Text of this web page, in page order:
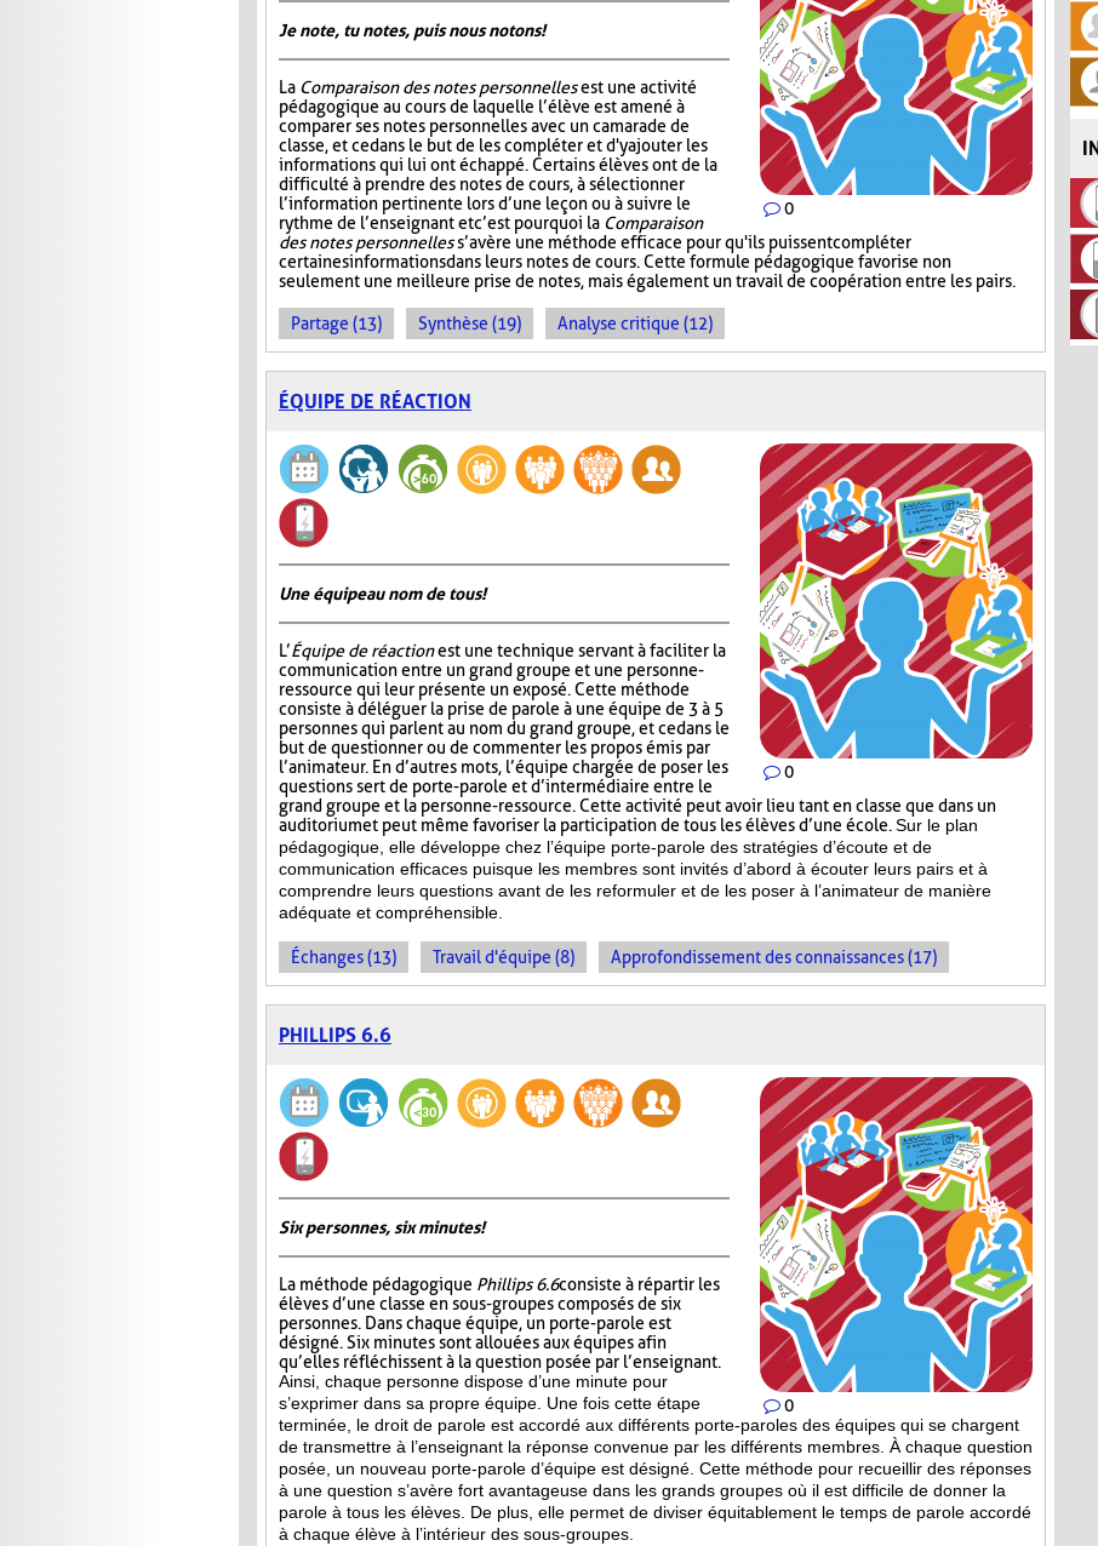
0
Je note, tu notes, puis nous notons!
La Comparaison des notes personnellesest une activité
pédagogique au cours de laquelle l’élève est amené à
comparer ses notes personnelles avec un camarade de
classe, et ce dans le but de les compléter et d'y ajouter les
informations qui lui ont échappé. Certains élèves ont de la
difficulté à prendre des notes de cours, à sélectionner
l’information pertinente lors d’une leçon ou à suivre le
rythme de l’enseignant et c’est pourquoi la Comparaison
des notes personnelless’avère une méthode efficace pour qu'ils puissent compléter
certaines informations dans leurs notes de cours. Cette formule pédagogique favorise non
seulement une meilleure prise de notes, mais également un travail de coopération entre les pairs.
Partage (13) Synthèse (19) Analyse critique (12)
ÉQUIPE DE RÉACTION
0
Une équipe au nom de tous!
L’Équipe de réactionest une technique servant à faciliter la
communication entre un grand groupe et une personne-
ressource qui leur présente un exposé. Cette méthode
consiste à déléguer la prise de parole à une équipe de 3 à 5
personnes qui parlent au nom du grand groupe, et ce dans le
but de questionner ou de commenter les propos émis par
l’animateur. En d’autres mots, l’équipe chargée de poser les
questions sert de porte-parole et d’intermédiaire entre le
grand groupe et la personne-ressource. Cette activité peut avoir lieu tant en classe que dans un
auditorium et peut même favoriser la participation de tous les élèves d’une école.Sur le plan
pédagogique, elle développe chez l’équipe porte-parole des stratégies d’écoute et de
communication efficaces puisque les membres sont invités d’abord à écouter leurs pairs et à
comprendre leurs questions avant de les reformuler et de les poser à l’animateur de manière
adéquate et compréhensible.
Échanges (13) Travail d'équipe (8) Approfondissement des connaissances (17)
PHILLIPS 6.6
0
Six personnes, six minutes!
La méthode pédagogique Phillips 6.6consiste à répartir les
élèves d’une classe en sous-groupes composés de six
personnes. Dans chaque équipe, un porte-parole est
désigné. Six minutes sont allouées aux équipes afin
qu’elles réfléchissent à la question posée par l’enseignant.
Ainsi, chaque personne dispose d’une minute pour
s’exprimer dans sa propre équipe. Une fois cette étape
terminée, le droit de parole est accordé aux différents porte-paroles des équipes qui se chargent
de transmettre à l’enseignant la réponse convenue par les différents membres. À chaque question
posée, un nouveau porte-parole d’équipe est désigné. Cette méthode pour recueillir des réponses
à une question s’avère fort avantageuse dans les grands groupes où il est difficile de donner la
parole à tous les élèves. De plus, elle permet de diviser équitablement le temps de parole accordé
à chaque élève à l’intérieur des sous-groupes.